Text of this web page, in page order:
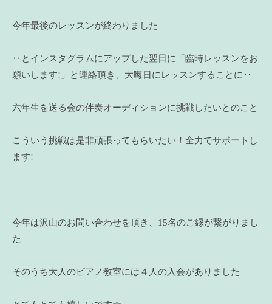
今年最後のレッスンが終わりました
‥とインスタグラムにアップした翌日に「臨時レッスンをお
願いします!」と連絡頂き、大晦日にレッスンすることに‥
六年生を送る会の伴奏オーディションに挑戦したいとのこと
こういう挑戦は是非頑張ってもらいたい！全力でサポートし
ます!
今年は沢山のお問い合わせを頂き、15名のご縁が繋がりまし
た
そのうち大人のピアノ教室には４人の入会がありました